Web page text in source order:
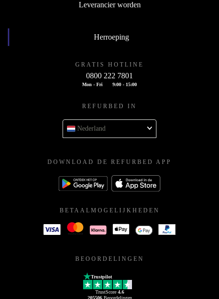
Leverancier worden
Herroeping
GRATIS HOTLINE
0800 222 7801
Mon - Fri 9:00 - 15:00
REFURBED IN
Nederland
DOWNLOAD DE REFURBED APP
BETAALMOGELIJKHEDEN
BEOORDELINGEN
Trustpilot
TrustScore 4.6
205506Beoordelingen